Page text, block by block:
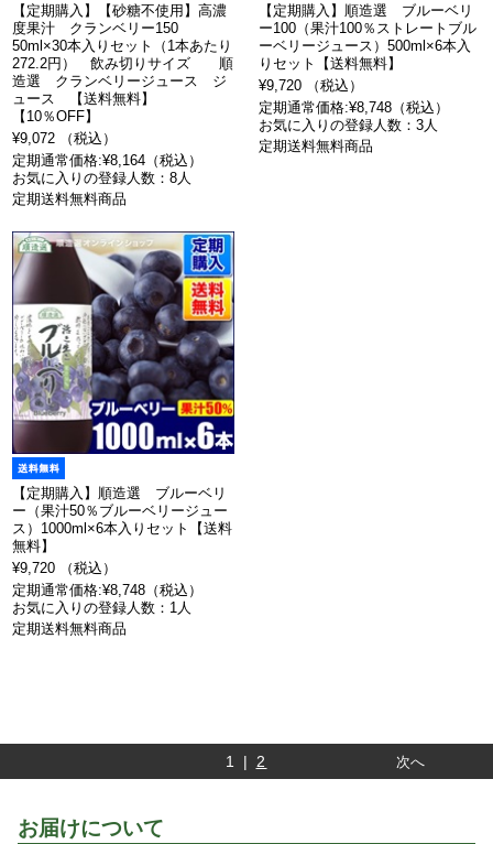
【定期購入】【砂糖不使用】高濃
度果汁 クランベリー150
50ml×30本入りセット（1本あたり
272.2円） 飲み切りサイズ 順
造選 クランベリージュース ジ
ュース 【送料無料】
【10％OFF】
¥9,072 （税込）
定期通常価格:¥8,164（税込）
お気に入りの登録人数：8人
定期送料無料商品
【定期購入】順造選 ブルーベリ
ー100（果汁100％ストレートブル
ーベリージュース）500ml×6本入
りセット【送料無料】
¥9,720 （税込）
定期通常価格:¥8,748（税込）
お気に入りの登録人数：3人
定期送料無料商品
【定期購入】順造選 ブルーベリ
ー（果汁50％ブルーベリージュー
ス）1000ml×6本入りセット【送料
無料】
¥9,720 （税込）
定期通常価格:¥8,748（税込）
お気に入りの登録人数：1人
定期送料無料商品
1 | 2 次へ